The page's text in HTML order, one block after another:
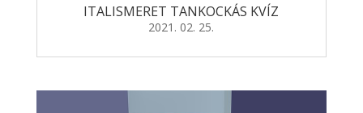
ITALISMERET TANKOCKÁS KVÍZ
2021. 02. 25.